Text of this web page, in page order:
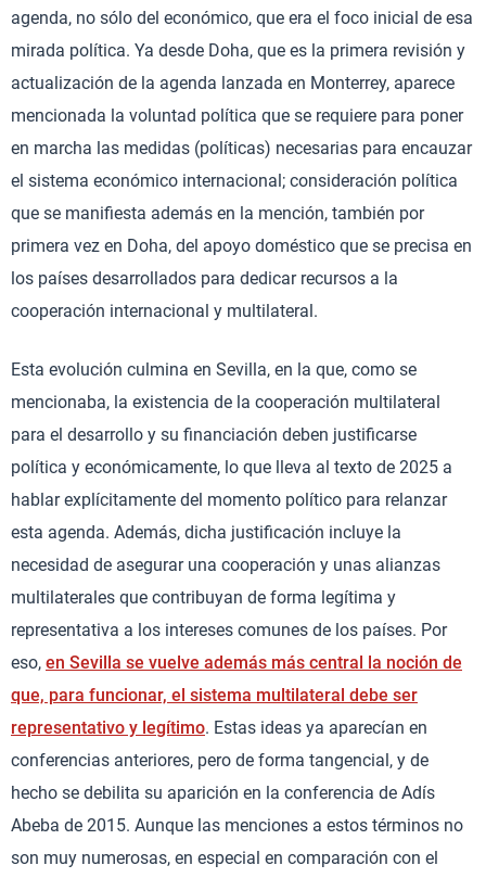
agenda, no sólo del económico, que era el foco inicial de esa
mirada política. Ya desde Doha, que es la primera revisión y
actualización de la agenda lanzada en Monterrey, aparece
mencionada la voluntad política que se requiere para poner
en marcha las medidas (políticas) necesarias para encauzar
el sistema económico internacional; consideración política
que se manifiesta además en la mención, también por
primera vez en Doha, del apoyo doméstico que se precisa en
los países desarrollados para dedicar recursos a la
cooperación internacional y multilateral.
Esta evolución culmina en Sevilla, en la que, como se
mencionaba, la existencia de la cooperación multilateral
para el desarrollo y su financiación deben justificarse
política y económicamente, lo que lleva al texto de 2025 a
hablar explícitamente del momento político para relanzar
esta agenda. Además, dicha justificación incluye la
necesidad de asegurar una cooperación y unas alianzas
multilaterales que contribuyan de forma legítima y
representativa a los intereses comunes de los países. Por
eso, en Sevilla se vuelve además más central la noción de
que, para funcionar, el sistema multilateral debe ser
representativo y legítimo. Estas ideas ya aparecían en
conferencias anteriores, pero de forma tangencial, y de
hecho se debilita su aparición en la conferencia de Adís
Abeba de 2015. Aunque las menciones a estos términos no
son muy numerosas, en especial en comparación con el